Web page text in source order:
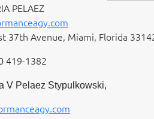
PELAEZ
37th Avenue, Miami, Florida
419-1382
V Pelaez Stypulkowski,